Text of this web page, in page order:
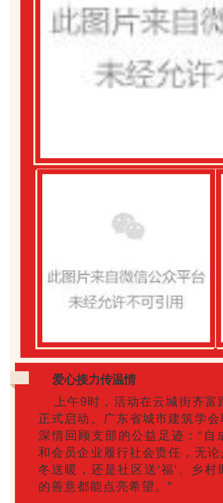
爱心接力传温情
上午9时，活动在云城街齐
正式启动。广东省城市建筑学
深情回顾支部的公益足迹：“
和会员企业履行社会责任，无
冬送暖，还是社区送‘福’、乡
的善意都能点亮希望。”